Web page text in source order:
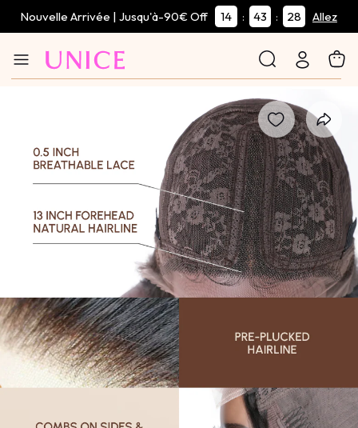
Nouvelle Arrivée | Jusqu'à-90€ Off 14 : 43 : 28 Allez